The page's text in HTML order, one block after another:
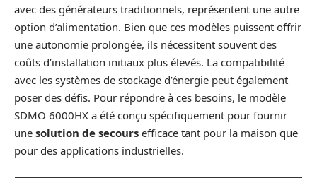
avec des générateurs traditionnels, représentent une autre
option d’alimentation. Bien que ces modèles puissent offrir
une autonomie prolongée, ils nécessitent souvent des
coûts d’installation initiaux plus élevés. La compatibilité
avec les systèmes de stockage d’énergie peut également
poser des défis. Pour répondre à ces besoins, le modèle
SDMO 6000HX a été conçu spécifiquement pour fournir
une solution de secours efficace tant pour la maison que
pour des applications industrielles.